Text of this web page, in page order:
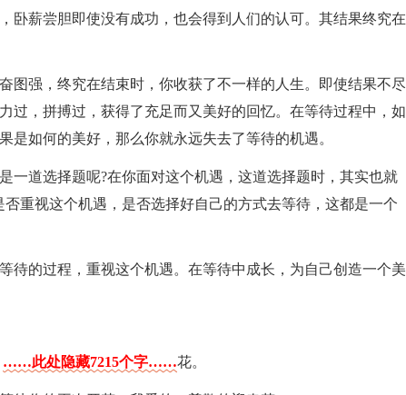
卧薪尝胆即使没有成功，也会得到人们的认可。其结果终究在
图强，终究在结束时，你收获了不一样的人生。即使结果不尽
过，拼搏过，获得了充足而又美好的回忆。在等待过程中，如
是如何的美好，那么你就永远失去了等待的机遇。
一道选择题呢?在你面对这个机遇，这道选择题时，其实也就
重视这个机遇，是否选择好自己的方式去等待，这都是一个
待的过程，重视这个机遇。在等待中成长，为自己创造一个美
……此处隐藏7215个字……花。